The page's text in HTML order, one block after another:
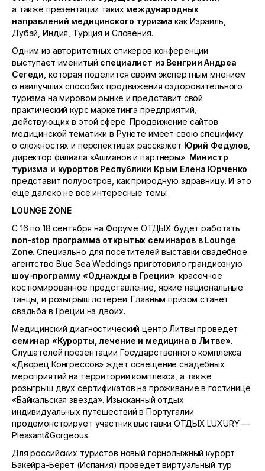
а также презентации таких международных
направлений медицинского туризма как Израиль,
Дубай, Индия, Турция и Словения.
Одним из авторитетных спикеров конференции
выступает именитый специалист из Венгрии Андреа
Сегеди , которая поделится своим экспертным мнением
о наилучших способах продвижения оздоровительного
туризма на мировом рынке и представит свой
практический курс маркетинга предприятий,
действующих в этой сфере. Продвижение сайтов
медицинской тематики в Рунете имеет свою специфику:
о сложностях и перспективах расскажет Юрий Федулов
директор филиала «Ашманов и партнеры». Министр
туризма и курортов Республики Крым Елена Юрченко
представит полуостров, как природную здравницу. И это
еще далеко не все интересные темы.
LOUNGE ZONE
С 16 по 18 сентября на Форуме ОТДЫХ будет работать
non-stop программа открытых семинаров в Lounge
Zone. Специально для посетителей выставки свадебное
агентство Blue Sea Weddings приготовило грандиозную
шоу-программу «Однажды в Греции»: красочное
костюмированное представление, яркие национальные
танцы, и розыгрыш лотереи. Главным призом станет
свадьба в Греции на двоих.
Медицинский диагностический центр Литвы проведет
семинар «Курорты, лечение и медицина в Литве».
Слушателей презентации Государственного комплекса
«Дворец Конгрессов» ждет освещение свадебных
мероприятий на территории комплекса, а также
розыгрыш двух сертификатов на проживание в гостинице
«Байкальская звезда». Изысканный отдых
индивидуальных путешествий в Португалии
продемонстрирует участник выставки ОТДЫХ LUXURY —
Pleasant&Gorgeous.
Для российских туристов новый горнолыжный курорт
Бакейра-Берет (Испания) проведет виртуальный тур